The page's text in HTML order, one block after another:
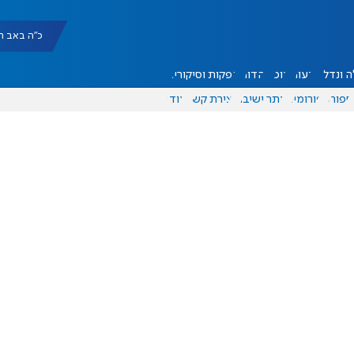
כ"ה באב תשפ"ו
ונדל"ן דעות אוכל יהדות הפקות וסיקורים
ספורט פורומים אתר ישיבה יצירת קשר עוד